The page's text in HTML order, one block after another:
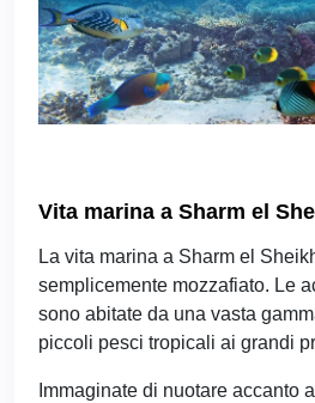
Vita marina a Sharm el
La vita marina a Sharm el
semplicemente mozzafiato. Le
sono abitate da una vasta
piccoli pesci tropicali ai grandi
Immaginate di nuotare accanto